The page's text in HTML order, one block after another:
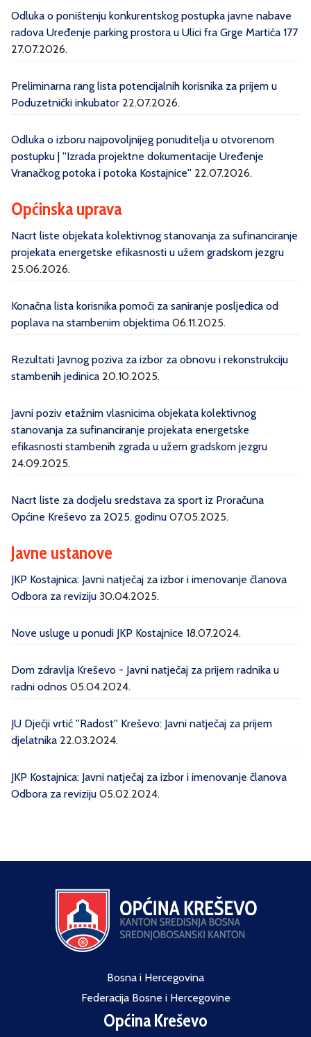
Odluka o poništenju konkurentskog postupka javne nabave
radova Uređenje parking prostora u Ulici fra Grge Martića 177
27.07.2026.
Preliminarna rang lista potencijalnih korisnika za prijem u
Poduzetnički inkubator 22.07.2026.
Odluka o izboru najpovoljnijeg ponuditelja u otvorenom
postupku | ''Izrada projektne dokumentacije Uređenje
Vranačkog potoka i potoka Kostajnice'' 22.07.2026.
Općinska uprava
Nacrt liste objekata kolektivnog stanovanja za sufinanciranje
projekata energetske efikasnosti u užem gradskom jezgru
25.06.2026.
Konačna lista korisnika pomoći za saniranje posljedica od
poplava na stambenim objektima 06.11.2025.
Rezultati Javnog poziva za izbor za obnovu i rekonstrukciju
stambenih jedinica 20.10.2025.
Javni poziv etažnim vlasnicima objekata kolektivnog
stanovanja za sufinanciranje projekata energetske
efikasnosti stambenih zgrada u užem gradskom jezgru
24.09.2025.
Nacrt liste za dodjelu sredstava za sport iz Proračuna
Općine Kreševo za 2025. godinu 07.05.2025.
Javne ustanove
JKP Kostajnica: Javni natječaj za izbor i imenovanje članova
Odbora za reviziju 30.04.2025.
Nove usluge u ponudi JKP Kostajnice 18.07.2024.
Dom zdravlja Kreševo - Javni natječaj za prijem radnika u
radni odnos 05.04.2024.
JU Dječji vrtić ''Radost'' Kreševo: Javni natječaj za prijem
djelatnika 22.03.2024.
JKP Kostajnica: Javni natječaj za izbor i imenovanje članova
Odbora za reviziju 05.02.2024.
Bosna i Hercegovina
Federacija Bosne i Hercegovine
Općina Kreševo